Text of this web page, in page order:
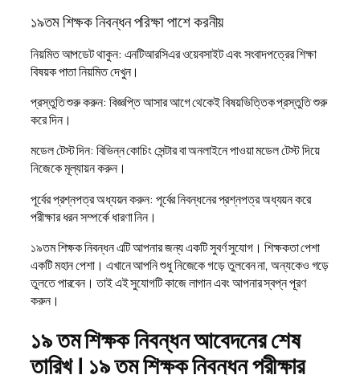
১৯তম শিক্ষক নিবন্ধন পরিক্ষা পাশে করনীয়
নিয়মিত আপডেট থাকুন: এনটিআরসিএর ওয়েবসাইট এবং সংবাদপত্রের শিক্ষা
বিষয়ক পাতা নিয়মিত দেখুন।
প্রস্তুতি শুরু করুন: বিজ্ঞপ্তি আসার আগে থেকেই বিষয়ভিত্তিক প্রস্তুতি শুরু
করে দিন।
মডেল টেস্ট দিন: বিভিন্ন কোচিং সেন্টার বা অনলাইনে পাওয়া মডেল টেস্ট দিয়ে
নিজেকে মূল্যায়ন করুন।
পূর্বের প্রশ্নপত্র অধ্যয়ন করুন: পূর্বের নিবন্ধনের প্রশ্নপত্র অধ্যয়ন করে
পরীক্ষার ধরন সম্পর্কে ধারণা নিন।
১৯তম শিক্ষক নিবন্ধন এটি আপনার জন্য একটি সুবর্ণ সুযোগ। শিক্ষকতা পেশা
একটি মহান পেশা। এখানে আপনি শুধু নিজেকে গড়ে তুলবেন না, অন্যকেও গড়ে
তুলতে পারবেন। তাই এই সুযোগটি কাজে লাগান এবং আপনার স্বপ্ন পূরণ
করুন।
১৯ তম শিক্ষক নিবন্ধন আবেদনের শেষ
তারিখ | ১৯ তম শিক্ষক নিবন্ধন পরীক্ষার